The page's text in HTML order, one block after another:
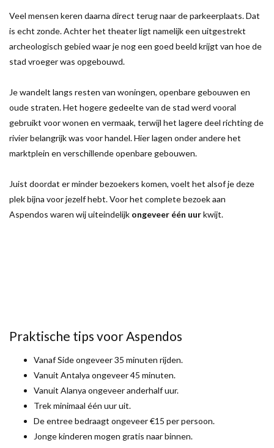
Veel mensen keren daarna direct terug naar de parkeerplaats. Dat
is echt zonde. Achter het theater ligt namelijk een uitgestrekt
archeologisch gebied waar je nog een goed beeld krijgt van hoe de
stad vroeger was opgebouwd.
Je wandelt langs resten van woningen, openbare gebouwen en
oude straten. Het hogere gedeelte van de stad werd vooral
gebruikt voor wonen en vermaak, terwijl het lagere deel richting de
rivier belangrijk was voor handel. Hier lagen onder andere het
marktplein en verschillende openbare gebouwen.
Juist doordat er minder bezoekers komen, voelt het alsof je deze
plek bijna voor jezelf hebt. Voor het complete bezoek aan
Aspendos waren wij uiteindelijk ongeveer één uurkwijt.
Praktische tips voor Aspendos
Vanaf Side ongeveer 35 minuten rijden.
Vanuit Antalya ongeveer 45 minuten.
Vanuit Alanya ongeveer anderhalf uur.
Trek minimaal één uur uit.
De entree bedraagt ongeveer €15 per persoon.
Jonge kinderen mogen gratis naar binnen.